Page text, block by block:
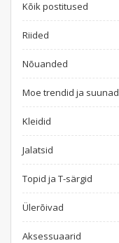
Kõik postitused
Riided
Nõuanded
Moe trendid ja suunad
Kleidid
Jalatsid
Topid ja T-särgid
Ülerõivad
Aksessuaarid